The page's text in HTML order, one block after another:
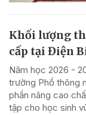
Khối lượng
cấp tại Điện
Năm học 2026 -
trường Phổ thông
phần nâng cao
tập cho học sinh